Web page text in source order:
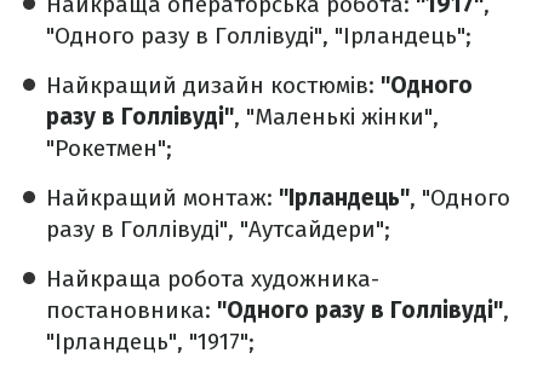
"Одного разу в Голлівуді", "Ірландець";
Найкращий дизайн костюмів: "Одного
разу в Голлівуді", "Маленькі жінки",
"Рокетмен";
Найкращий монтаж: "Ірландець", "Одного
разу в Голлівуді", "Аутсайдери";
Найкраща робота художника-
постановника: "Одного разу в Голлівуді",
"Ірландець", "1917";